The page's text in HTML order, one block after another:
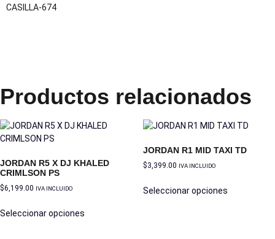
CASILLA-674
Productos relacionados
JORDAN R5 X DJ KHALED
CRIMLSON PS
$6,199.00 IVA INCLUIDO
Seleccionar opciones
JORDAN R1 MID TAXI TD
$3,399.00 IVA INCLUIDO
Seleccionar opciones